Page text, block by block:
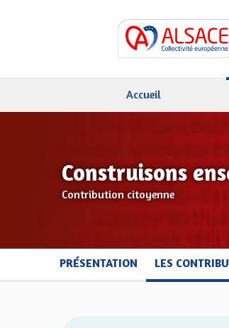
Accueil
Construisons
Contribution citoyenne
PRÉSENTATION LES